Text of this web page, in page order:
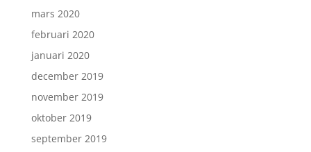
mars 2020
februari 2020
januari 2020
december 2019
november 2019
oktober 2019
september 2019